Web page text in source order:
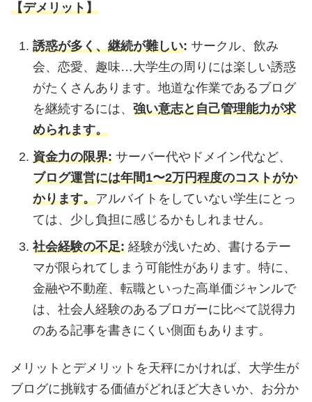
【デメリット】
誘惑が多く、継続が難しい: サークル、飲み
会、恋愛、趣味…大学生の周りには楽しい誘惑
がたくさんあります。地道な作業であるブログ
を継続するには、 強い意志と自己管理能力が求
められます。
資金力の限界: サーバー代やドメイン代など、
ブログ運営には年間1〜2万円程度のコストがか
かります。アルバイトをしていない学生にとっ
ては、少し負担に感じるかもしれません。
社会経験の不足: 経験が浅いため、書けるテー
マが限られてしまう可能性があります。特に、
金融や不動産、転職といった高単価ジャンルで
は、社会人経験のあるブロガーに比べて説得力
のある記事を書きにくい側面もあります。
メリットとデメリットを天秤にかければ、大学生が
ブログに挑戦する価値がどれほど大きいか、お分か